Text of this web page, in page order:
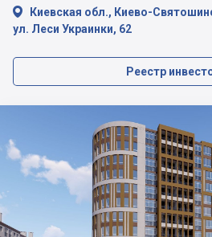

Киевская обл., Киево-
ул. Леси Украинки, 62
Реестр